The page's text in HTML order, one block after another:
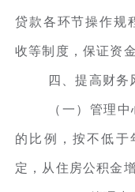
贷款各环节操作规
收等制度，保证资
四、提高财务
（一）管理
的比例，按不低于
定，从住房公积金